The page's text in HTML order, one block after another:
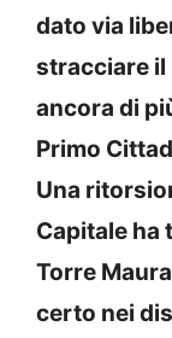
dato via
stracciare il
ancora di
Primo
Una
Capitale ha
Torre
certo nei